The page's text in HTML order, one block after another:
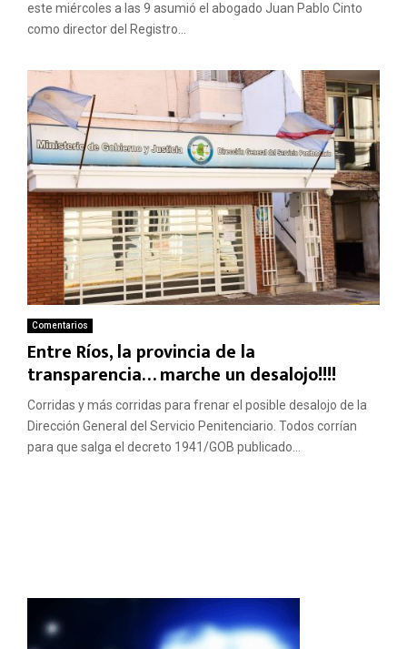
este miércoles a las 9 asumió el abogado Juan Pablo Cinto
como director del Registro...
Comentarios
Entre Ríos, la provincia de la
transparencia… marche un desalojo!!!!
Corridas y más corridas para frenar el posible desalojo de la
Dirección General del Servicio Penitenciario. Todos corrían
para que salga el decreto 1941/GOB publicado...